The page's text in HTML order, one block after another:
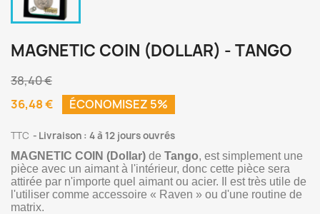
MAGNETIC COIN (DOLLAR) - TANGO
38,40 €
36,48 €
ÉCONOMISEZ 5%
TTC Livraison : 4 à 12 jours ouvrés
MAGNETIC COIN (Dollar) de Tango, est simplement une
pièce avec un aimant à l'intérieur, donc cette pièce sera
attirée par n'importe quel aimant ou acier. Il est très utile de
l'utiliser comme accessoire « Raven » ou d'une routine de
matrix.